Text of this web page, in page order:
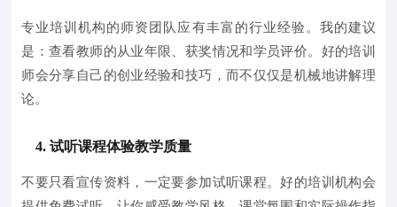
专业培训机构的师资团队应有丰富的行业经验。我的建议
是：查看教师的从业年限、获奖情况和学员评价。好的培训
师会分享自己的创业经验和技巧，而不仅仅是机械地讲解理
论。
4. 试听课程体验教学质量
不要只看宣传资料，一定要参加试听课程。好的培训机构会